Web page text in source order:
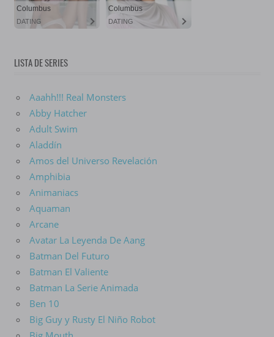
LISTA DE SERIES
Aaahh!!! Real Monsters
Abby Hatcher
Adult Swim
Aladdín
Amos del Universo Revelación
Amphibia
Animaniacs
Aquaman
Arcane
Avatar La Leyenda De Aang
Batman Del Futuro
Batman El Valiente
Batman La Serie Animada
Ben 10
Big Guy y Rusty El Niño Robot